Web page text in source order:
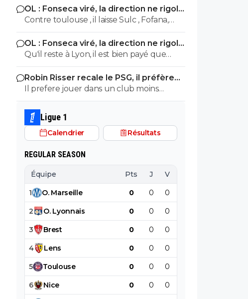
OL : Fonseca viré, la direction ne rigole
plus
Contre toulouse , il laisse Sulc , Fofana,
tagliafico et Nuamah sur le banc... de plus
avec son délire de foutre Endrick en aillier,
tu te tapes l'autre plot nullissime de
Yaremtchuk... Voila voila
OL : Fonseca viré, la direction ne rigole
plus
Qu'il reste à Lyon, il est bien payé que
demander de plus
Robin Risser recale le PSG, il préfère
Lens
Il prefere jouer dans un club moins
huppé plutôt qu'essayer de réussir dans
un top club.C'est un choix
Ligue 1
Calendrier Résultats
REGULAR SEASON
Équipe Pts J V
1 O. Marseille 0 0 0
2 O. Lyonnais 0 0 0
3 Brest 0 0 0
4 Lens 0 0 0
5 Toulouse 0 0 0
6 Nice 0 0 0